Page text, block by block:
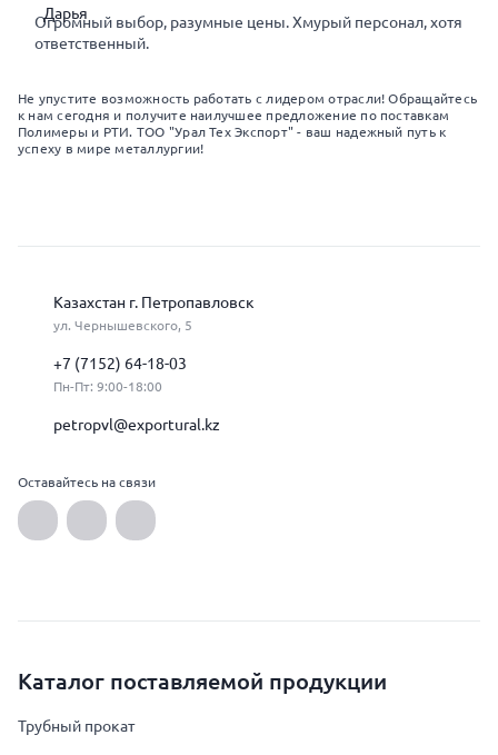
Огромный выбор, разумные цены. Хмурый персонал, хотя
ответственный.
Не упустите возможность работать с лидером отрасли! Обращайтесь
к нам сегодня и получите наилучшее предложение по поставкам
Полимеры и РТИ. ТОО "Урал Тех Экспорт" - ваш надежный путь к
успеху в мире металлургии!
Казахстан г. Петропавловск
ул. Чернышевского, 5
+7 (7152) 64-18-03
Пн-Пт: 9:00-18:00
petropvl@exportural.kz
Оставайтесь на связи
Каталог поставляемой продукции
Трубный прокат